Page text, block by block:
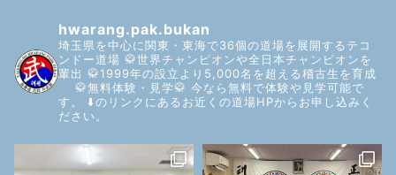
hwarang.pak.bukan
埼玉県を中心に関東・東海で36個の道場を展開するテコ
ンドー道場 🥋世界チャンピオンや全日本チャンピオンを
輩出 🥋1999年の設立より5,000名を超える稽古生を育成
🥋無料体験・見学🥋 今なら無料で体験や見学可能で
す。
⬇️のリンクにあるお近くの道場HPからお申し込みく
ださい。